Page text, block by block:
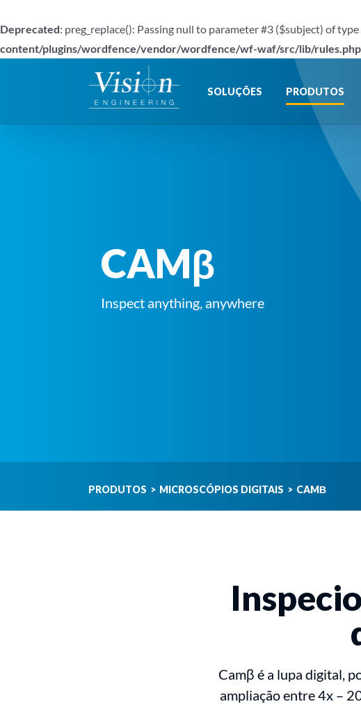
Deprecated: preg_replace(): Passing null to parameter #3 ($subject) of
content/plugins/wordfence/vendor/wordfence/wf-waf/src/lib/rules.php
conteúdo
SOLUÇÕES PRODUTOS
CAMβ
Inspect anything, anywhere
PRODUTOS > MICROSCÓPIOS DIGITAIS > CAMΒ
Camβ é a lupa digital,
ampliação entre 4x –